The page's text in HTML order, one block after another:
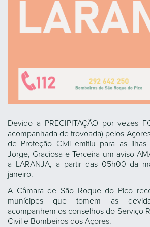
Devido a PRECIPITAÇÃO por vezes
acompanhada de trovoada) pelos
de Proteção Civil emitiu para as
Jorge, Graciosa e Terceira um aviso
a LARANJA, a partir das 05h00 da
janeiro.
A Câmara de São Roque do Pico
munícipes que tomem as
acompanhem os conselhos do Serviço
Civil e Bombeiros dos Açores.